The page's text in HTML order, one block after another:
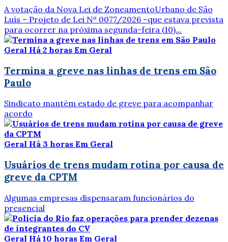
A votação da Nova Lei de ZoneamentoUrbano de São
Luís – Projeto de Lei Nº 0077/2026 –que estava prevista
para ocorrer na próxima segunda-feira (10)...
Geral Há 2 horas Em Geral
Termina a greve nas linhas de trens em São
Paulo
Sindicato mantém estado de greve para acompanhar
acordo
Geral Há 3 horas Em Geral
Usuários de trens mudam rotina por causa de
greve da CPTM
Algumas empresas dispensaram funcionários do
presencial
Geral Há 10 horas Em Geral